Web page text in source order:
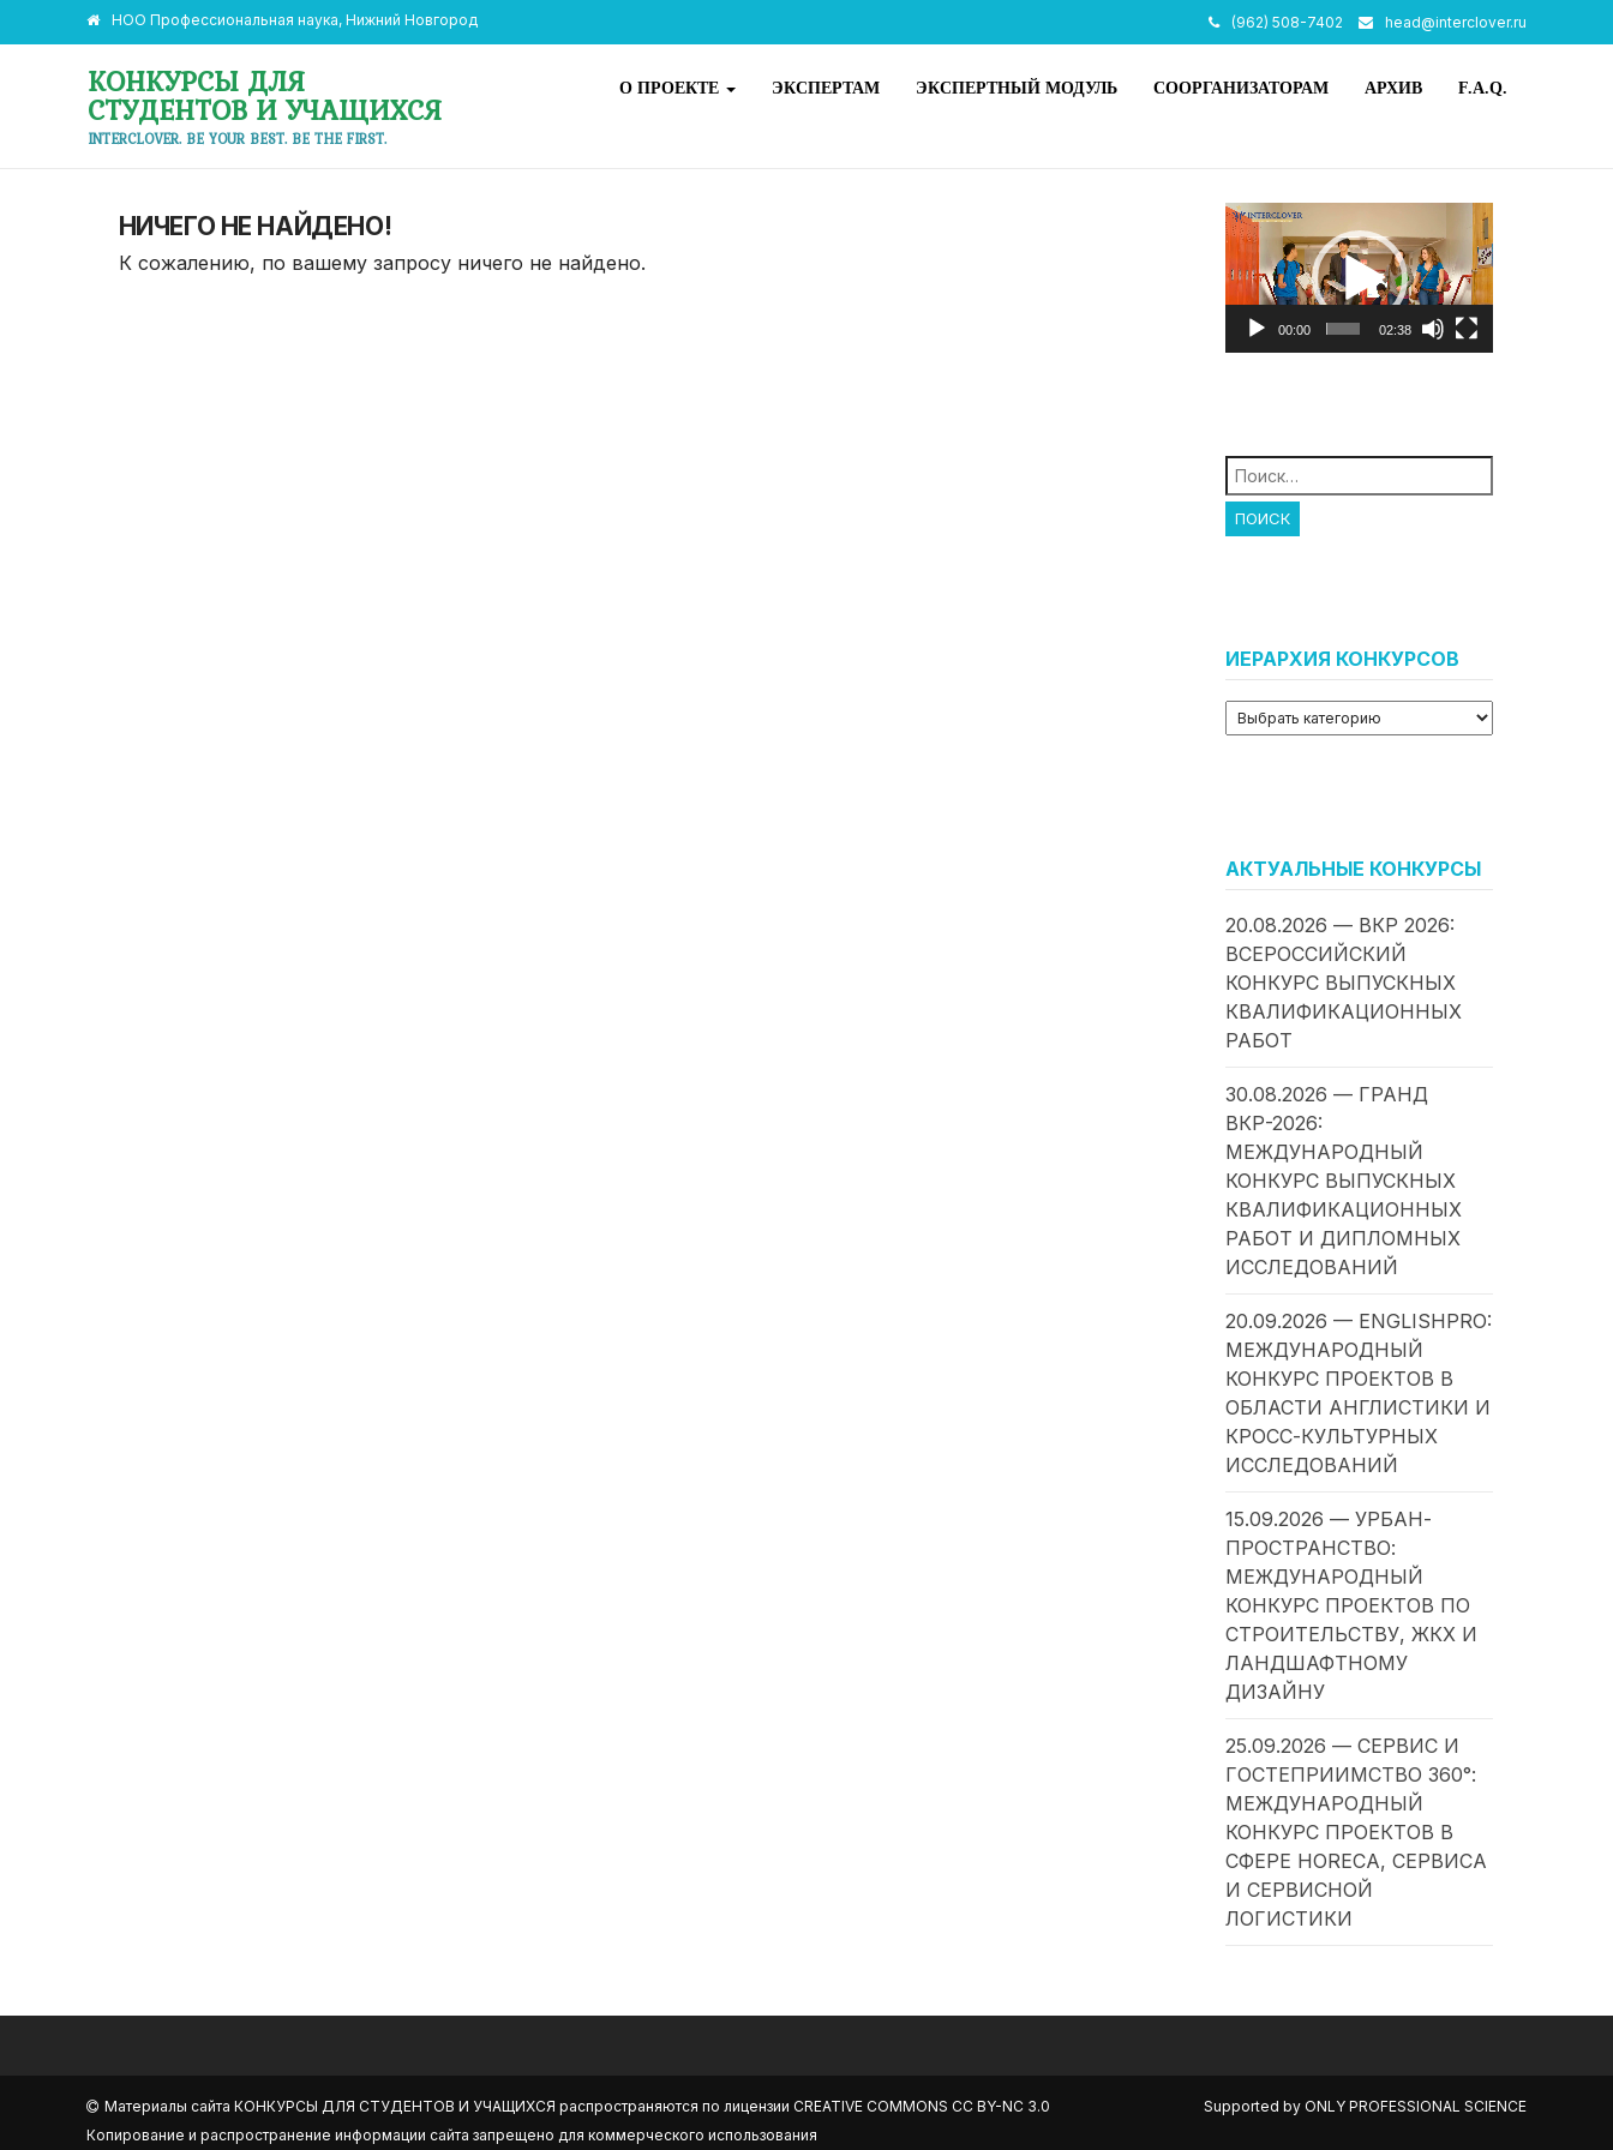
НОО Профессиональная наука, Нижний Новгород (962) 508-7402 head@interclover.ru
КОНКУРСЫ ДЛЯ
СТУДЕНТОВ И УЧАЩИХСЯ
INTERCLOVER. BE YOUR BEST. BE THE FIRST.
О ПРОЕКТЕ ЭКСПЕРТАМ ЭКСПЕРТНЫЙ МОДУЛЬ СООРГАНИЗАТОРАМ АРХИВ F.A.Q.
НИЧЕГО НЕ НАЙДЕНО!
К сожалению, по вашему запросу ничего не найдено.
Видеоплеер
00:00 02:38
Найти:
ИЕРАРХИЯ КОНКУРСОВ
АКТУАЛЬНЫЕ КОНКУРСЫ
20.08.2026 — ВКР 2026:
ВСЕРОССИЙСКИЙ
КОНКУРС ВЫПУСКНЫХ
КВАЛИФИКАЦИОННЫХ
РАБОТ
30.08.2026 — ГРАНД
ВКР-2026:
МЕЖДУНАРОДНЫЙ
КОНКУРС ВЫПУСКНЫХ
КВАЛИФИКАЦИОННЫХ
РАБОТ И ДИПЛОМНЫХ
ИССЛЕДОВАНИЙ
20.09.2026 — ENGLISHPRO:
МЕЖДУНАРОДНЫЙ
КОНКУРС ПРОЕКТОВ В
ОБЛАСТИ АНГЛИСТИКИ И
КРОСС-КУЛЬТУРНЫХ
ИССЛЕДОВАНИЙ
15.09.2026 — УРБАН-
ПРОСТРАНСТВО:
МЕЖДУНАРОДНЫЙ
КОНКУРС ПРОЕКТОВ ПО
СТРОИТЕЛЬСТВУ, ЖКХ И
ЛАНДШАФТНОМУ
ДИЗАЙНУ
25.09.2026 — СЕРВИС И
ГОСТЕПРИИМСТВО 360°:
МЕЖДУНАРОДНЫЙ
КОНКУРС ПРОЕКТОВ В
СФЕРЕ HORECA, СЕРВИСА
И СЕРВИСНОЙ
ЛОГИСТИКИ
Материалы сайта КОНКУРСЫ ДЛЯ СТУДЕНТОВ И УЧАЩИХСЯ распространяются по лицензии CREATIVE COMMONS CC BY-NC 3.0
Копирование и распространение информации сайта запрещено для коммерческого использования
Supported by ONLY PROFESSIONAL SCIENCE